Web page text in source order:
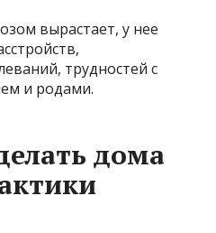
вырастает, у нее
трудностей с
и родами.
дома